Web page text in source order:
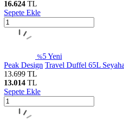
16.624 TL
Sepete Ekle
%5Yeni
Peak Design Travel Duffel 65L
13.699 TL
13.014 TL
Sepete Ekle